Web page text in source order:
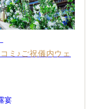
ミ♪ご祝儀内ウェ
宴